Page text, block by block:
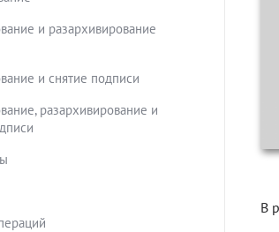
и разархивирование
и снятие подписи
разархивирование и
В